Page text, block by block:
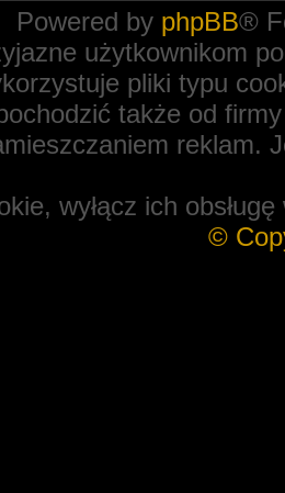
Powered by phpBB®
użytkownikom
pliki typu
także od
reklam.
wyłącz ich
©